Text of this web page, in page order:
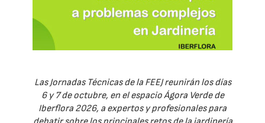
Las Jornadas Técnicas de la FEEJ reunirán los días
6 y 7 de octubre, en el espacio Ágora Verde de
Iberflora 2026, a expertos y profesionales para